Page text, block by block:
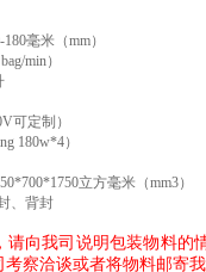
毫米（mm）
min）
可定制）
180w*4）
立方毫米（mm3）
、背封
请向我司说明包装物料的
察洽谈或者将物料邮寄我